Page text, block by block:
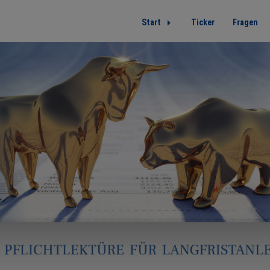
Start Ticker Fragen